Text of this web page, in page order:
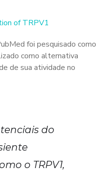
of TRPV1
foi pesquisado como
como alternativa
de sua atividade no
do
o TRPV1,